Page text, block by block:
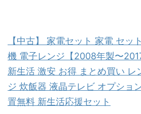
【中古】 家電セット 家電 セッ
機 電子レンジ【2008年製〜
新生活 激安 お得 まとめ買い レ
ジ 炊飯器 液晶テレビ オプショ
置無料 新生活応援セッ ト